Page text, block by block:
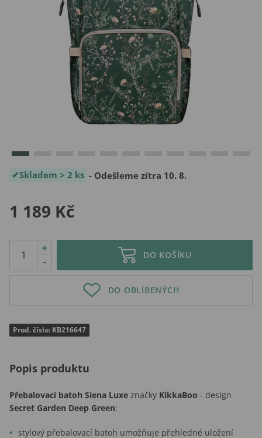
Skladem > 2 ks - Odešleme zítra 10. 8.
1 189 Kč
-
+
DO KOŠÍKU
DO OBLÍBENÝCH
Prod. číslo: KB216647
Popis produktu
Přebalovací batoh Siena Luxe značky KikkaBoo - design
Secret Garden Deep Green:
stylový přebalovací batoh umožňuje přehledné uložení